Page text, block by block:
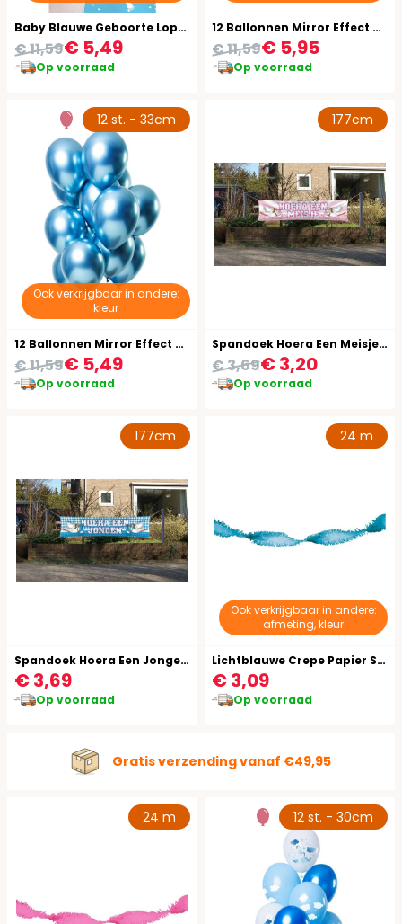
Baby Blauwe Geboorte Loper 2,5 Meter
€ 5,49
€ 11,59
Op voorraad
12 Ballonnen Mirror Effect Roze 33cm
€ 5,95
€ 11,59
Op voorraad
Ook verkrijgbaar in andere:
kleur
12 st. - 33cm
12 Ballonnen Mirror Effect Blauw 33cm
€ 5,49
€ 11,59
Op voorraad
177cm
Spandoek Hoera Een Meisje Ooievaar
€ 3,20
€ 3,69
Op voorraad
177cm
Spandoek Hoera Een Jongen Ooievaar
€ 3,69
Op voorraad
Ook verkrijgbaar in andere:
afmeting, kleur
24 m
Lichtblauwe Crepe Papier Slinger 24 Meter
€ 3,09
Op voorraad
Gratis verzending vanaf €49,95
24 m 12 st. - 30cm